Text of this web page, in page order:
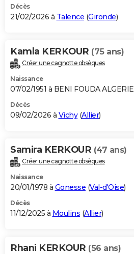
BONS PLANS
Carte de Noël
Carte Bonne année
Carte Saint-Valentin
Carte Pâques
Carte d'anniversaire
DICTIONNAIRE
Dictionnaire
Biographies
Citations
Expressions
Proverbes
PROGRAMME TV
S'inscrire
Se connecter
Lycées
Collèges
Primaires
Universités
Entreprises
Service militaire
Avis de recherche
AVIS DE DÉCÈS
Bricolage
Lifestyle
Culture
Sport
Auto
Television
Voyage
Cinema
Décès
21/02/2026 à Talence (Gironde)
Kamla KERKOUR (75 ans)
Créer une cagnotte obsèques
Naissance
07/02/1951 à BENI FOUDA ALGERIE
Décès
09/02/2026 à Vichy(Allier)
Samira KERKOUR (47 ans)
Créer une cagnotte obsèques
Naissance
20/01/1978 à Gonesse (Val-d'Oise)
Décès
11/12/2025 à Moulins (Allier)
Rhani KERKOUR (56 ans)